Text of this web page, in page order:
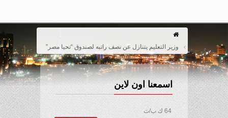
وزير التعليم يتنازل عن نصف راتبه لصندوق “تحيا مصر”
اسمعنا اون لاين
64 ك ب/ث